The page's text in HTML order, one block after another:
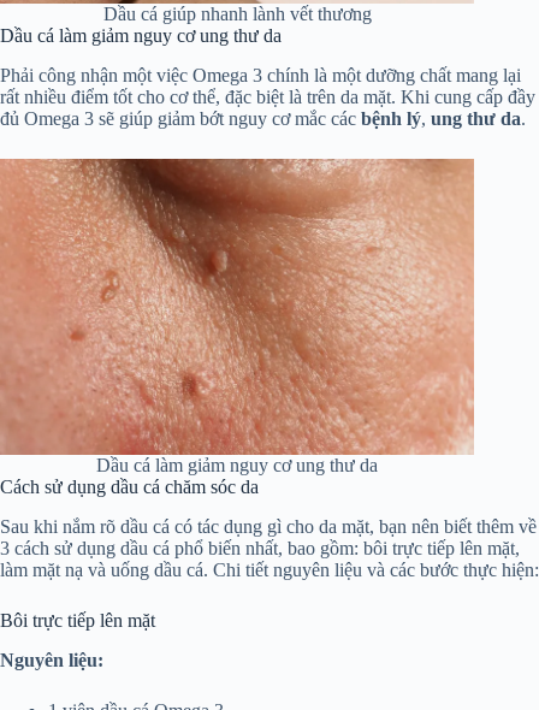
Dầu cá giúp nhanh lành vết thương
Dầu cá làm giảm nguy cơ ung thư da
Phải công nhận một việc Omega 3 chính là một dưỡng chất mang lại
rất nhiều điểm tốt cho cơ thể, đặc biệt là trên da mặt. Khi cung cấp đầy
đủ Omega 3 sẽ giúp giảm bớt nguy cơ mắc các bệnh lý, ung thư da.
Dầu cá làm giảm nguy cơ ung thư da
Cách sử dụng dầu cá chăm sóc da
Sau khi nắm rõ dầu cá có tác dụng gì cho da mặt, bạn nên biết thêm về
3 cách sử dụng dầu cá phổ biến nhất, bao gồm: bôi trực tiếp lên mặt,
làm mặt nạ và uống dầu cá. Chi tiết nguyên liệu và các bước thực hiện:
Bôi trực tiếp lên mặt
Nguyên liệu: